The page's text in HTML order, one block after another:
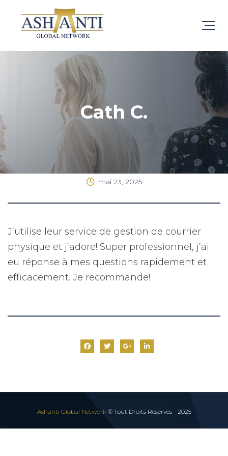
Cath C.
mai 23, 2025
J’utilise leur service de gestion de courrier
physique et j’adore! Super professionnel, j’ai
eu réponse à mes questions rapidement et
efficacement. Je recommande!
Ashanti Global Network© Tout Droits Réservés - 2025